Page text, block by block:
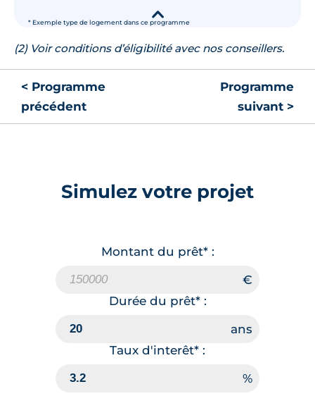
* Exemple type de logement dans ce programme
▾
(2) Voir conditions d’éligibilité avec nos conseillers.
< Programme
précédent
Programme
suivant >
Simulez votre projet
Montant du prêt* :
Durée du prêt* :
Taux d'interêt* :